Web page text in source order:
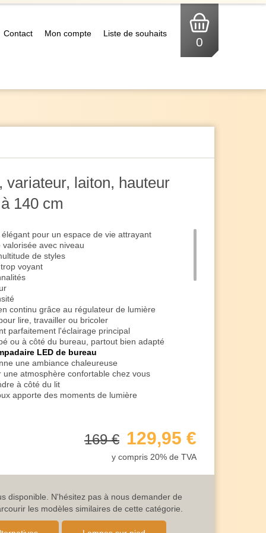
Contact Mon compte Liste de souhaits
0
variateur, laiton, hauteur
140 cm
pour un espace de vie attrayant
avec niveau
de styles
voyant
continu grâce au régulateur de lumière
lire, travailler ou bricoler
parfaitement l'éclairage principal
ou à côté du bureau, partout bien adapté
LED de bureau
une ambiance chaleureuse
une atmosphère confortable chez vous
à côté du lit
apporte des moments de lumière
ou pour écouter de la musique
corps et terminez la journée en beauté
du dernier réglage de la lumière et démarre dans
tout droit
tige
169 € 129,95 €
y compris 20% de TVA
disponible. N'hésitez pas à nous demander de
les modèles similaires de cette catégorie.